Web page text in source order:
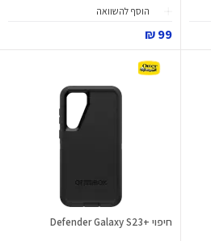
הוסף להשוואה
99 ₪
חיפוי +Defender Galaxy S23